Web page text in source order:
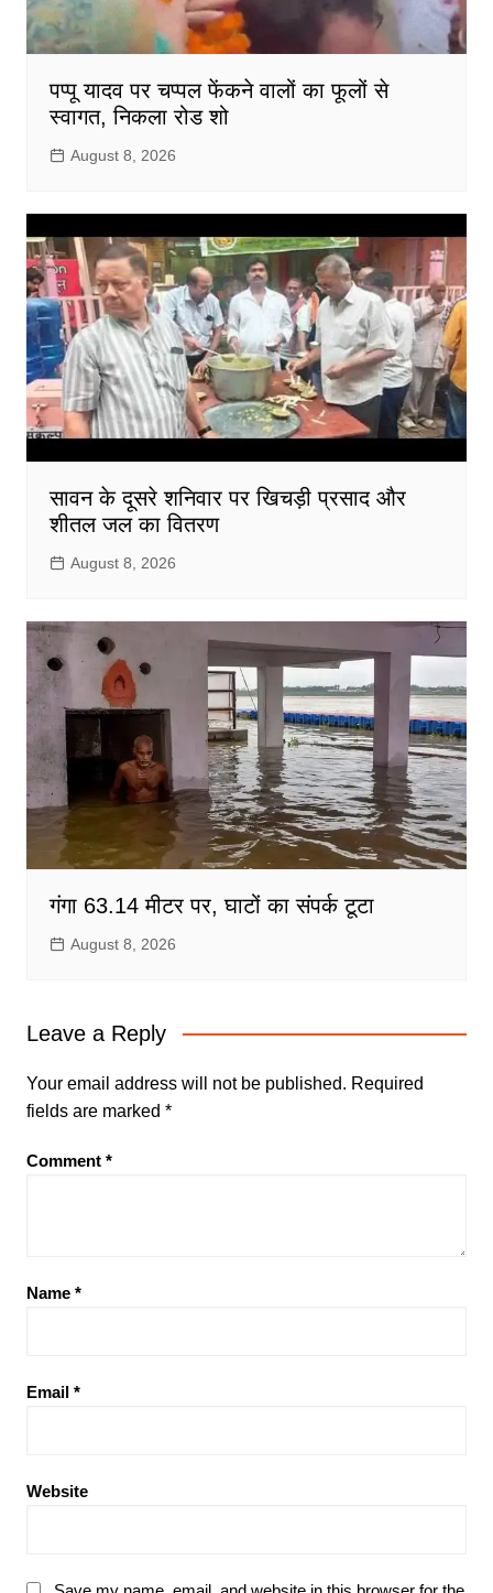
पप्पू यादव पर चप्पल फेंकने वालों का फूलों से
स्वागत, निकला रोड शो
August 8, 2026
सावन के दूसरे शनिवार पर खिचड़ी प्रसाद और
शीतल जल का वितरण
August 8, 2026
गंगा 63.14 मीटर पर, घाटों का संपर्क टूटा
August 8, 2026
Leave a Reply
Your email address will not be published. Required
fields are marked *
Comment *
Name *
Email *
Website